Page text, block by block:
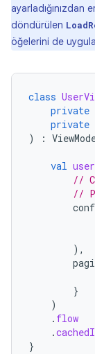
ayarladığınızdan
döndürülen
öğelerini de
class
private
private
)
:
val
//
//
),
}
)
. flow
.
}